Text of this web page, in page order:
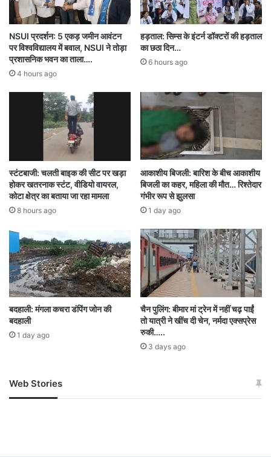
54 bonded labourers rescued from Gujarat
NSUI प्रदर्शन: 5 एकड़ जमीन आवंटन
पर विश्वविद्यालय में बवाल, NSUI ने तोड़ा
प्रशासनिक भवन का ताला….
4 hours ago
हड़ताल: सिम्स के इंटर्न डॉक्टरों की हड़ताल
का छठा दिन…
6 hours ago
स्टंटबाजी: चलती बाइक की सीट पर खड़ा
होकर खतरनाक स्टंट, वीडियो वायरल,
कोटा क्षेत्र का बताया जा रहा मामला
8 hours ago
आकाशीय बिजली: बारिश के बीच आकाशीय
बिजली का कहर, महिला की मौत… रिश्तेदार
गंभीर रूप से झुलसा
1 day ago
बदहाली: मंगला कचरा डंपिंग जोन की
बदहाली
1 day ago
चैन पुलिंग: बीमार मां ट्रेन में नहीं चढ़ पाईं
तो यात्री ने खींच दी चेन, नर्मदा एक्सप्रेस
रुकी…..
3 days ago
Web Stories
जम्मू-कश्मीर में बारिश से
अपडेट
खाई में धक्का… आरोपियों ने